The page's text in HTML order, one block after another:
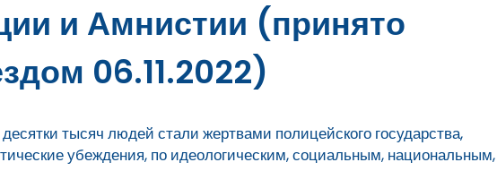
и Амнистии (принято
06.11.2022)
тысяч людей стали жертвами полицейского государства,
убеждения, по идеологическим, социальным, национальным,